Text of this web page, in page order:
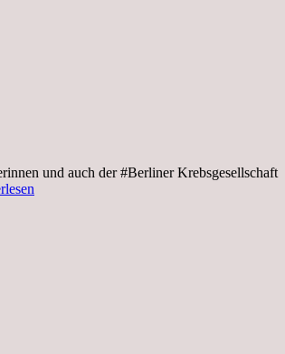
und auch der #Berliner Krebsgesellschaft